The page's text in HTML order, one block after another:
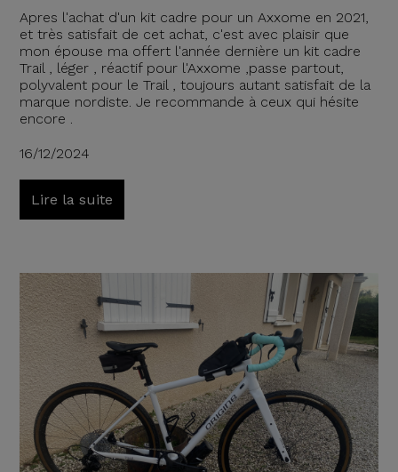
Apres l'achat d'un kit cadre pour un Axxome en 2021,
et très satisfait de cet achat, c'est avec plaisir que
mon épouse ma offert l'année dernière un kit cadre
Trail , léger , réactif pour l'Axxome ,passe partout,
polyvalent pour le Trail , toujours autant satisfait de la
marque nordiste. Je recommande à ceux qui hésite
encore .
16/12/2024
Lire la suite